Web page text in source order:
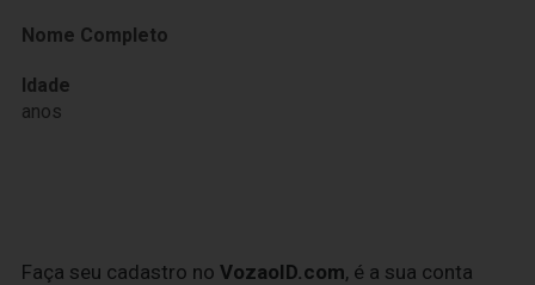
Nome Completo
Idade
anos
Faça seu cadastro no VozaoID.com, é a sua conta